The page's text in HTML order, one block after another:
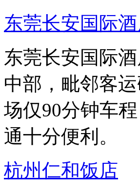
东莞长安国际
东莞长安国际
中部，毗邻客
场仅90分钟车
通十分便利。
杭州仁和饭店